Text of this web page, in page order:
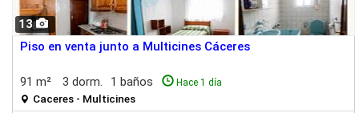
13
Piso en venta junto a Multicines Cáceres
91 m² 3 dorm. 1 baños Hace 1 día
Caceres - Multicines